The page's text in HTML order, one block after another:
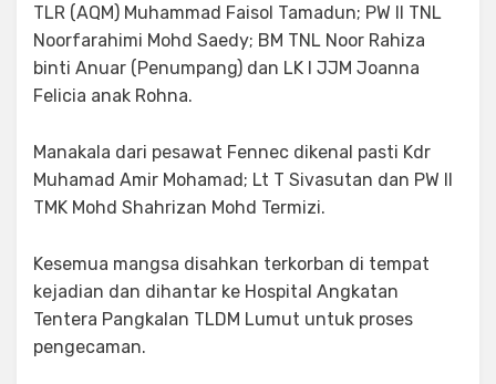
TLR (AQM) Muhammad Faisol Tamadun; PW II TNL
Noorfarahimi Mohd Saedy; BM TNL Noor Rahiza
binti Anuar (Penumpang) dan LK I JJM Joanna
Felicia anak Rohna.
Manakala dari pesawat Fennec dikenal pasti Kdr
Muhamad Amir Mohamad; Lt T Sivasutan dan PW II
TMK Mohd Shahrizan Mohd Termizi.
Kesemua mangsa disahkan terkorban di tempat
kejadian dan dihantar ke Hospital Angkatan
Tentera Pangkalan TLDM Lumut untuk proses
pengecaman.